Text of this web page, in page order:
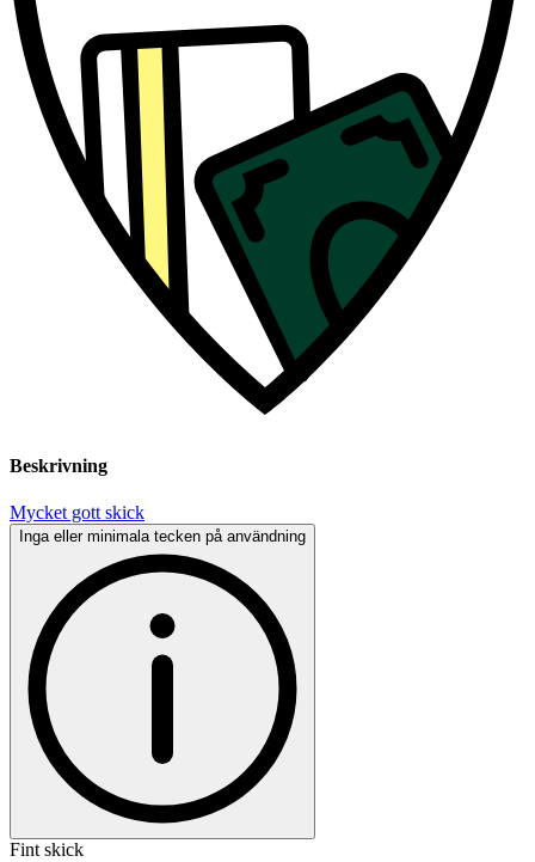
Beskrivning
Mycket gott skick
Inga eller minimala tecken på användning
Fint skick